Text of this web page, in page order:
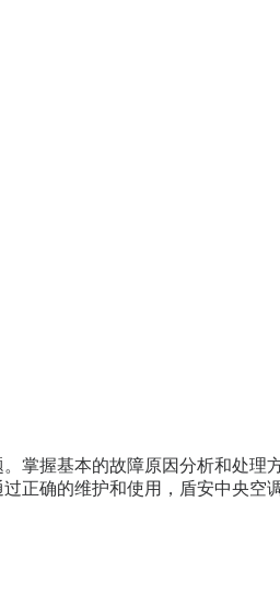
掌握基本的故障原因分析和处理
正确的维护和使用，盾安中央空